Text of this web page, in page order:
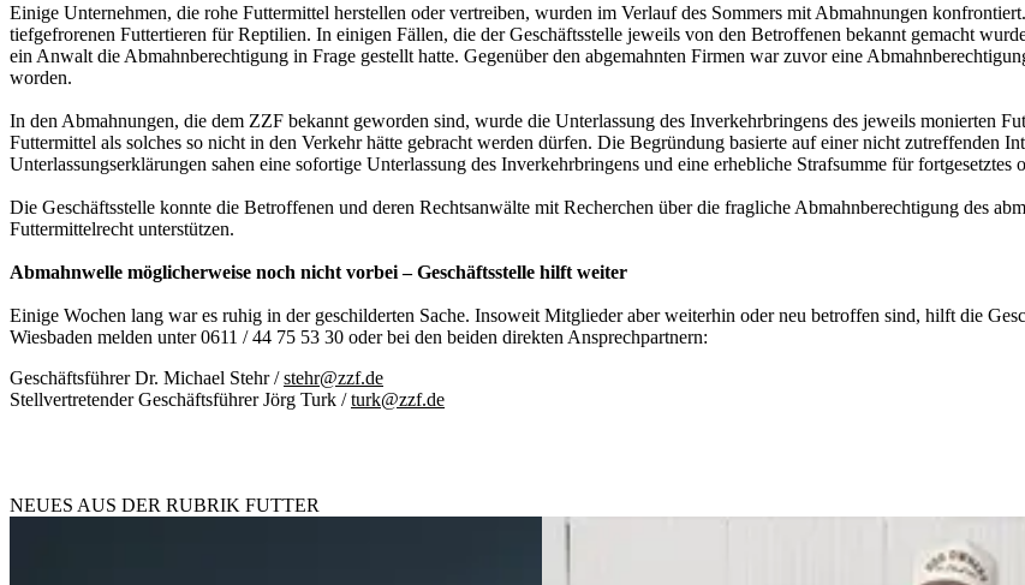
Einige Unternehmen, die rohe Futtermittel herstellen oder vertreiben, wurden im Verlauf des Sommers mit Abmahnungen
tiefgefrorenen Futtertieren für Reptilien. In einigen Fällen, die der Geschäftsstelle jeweils von den Betroffenen bekannt gemacht
ein Anwalt die Abmahnberechtigung in Frage gestellt hatte. Gegenüber den abgemahnten Firmen war zuvor eine
worden.
In den Abmahnungen, die dem ZZF bekannt geworden sind, wurde die Unterlassung des Inverkehrbringens des jeweils monierten
Futtermittel als solches so nicht in den Verkehr hätte gebracht werden dürfen. Die Begründung basierte auf einer nicht zutreffenden
Unterlassungserklärungen sahen eine sofortige Unterlassung des Inverkehrbringens und eine erhebliche Strafsumme für
Die Geschäftsstelle konnte die Betroffenen und deren Rechtsanwälte mit Recherchen über die fragliche Abmahnberechtigung des
Futtermittelrecht unterstützen.
Abmahnwelle möglicherweise noch nicht vorbei – Geschäftsstelle hilft weiter
Einige Wochen lang war es ruhig in der geschilderten Sache. Insoweit Mitglieder aber weiterhin oder neu betroffen sind, hilft die
Wiesbaden melden unter 0611 / 44 75 53 30 oder bei den beiden direkten Ansprechpartnern:
Geschäftsführer Dr. Michael Stehr /stehr@zzf.de
Stellvertretender Geschäftsführer Jörg Turk /turk@zzf.de
NEUES AUS DER RUBRIK FUTTER